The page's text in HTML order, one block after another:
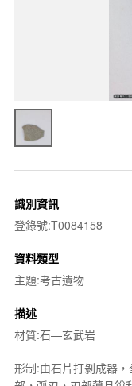
識別資訊
登錄號:T0084158
資料類型
主題:考古遺物
描述
材質:石—玄武岩
形制:由石片打剝成器